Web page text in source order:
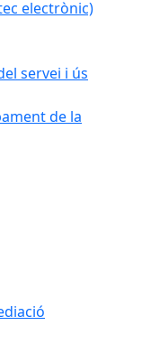
electrònic)
servei i ús
de la